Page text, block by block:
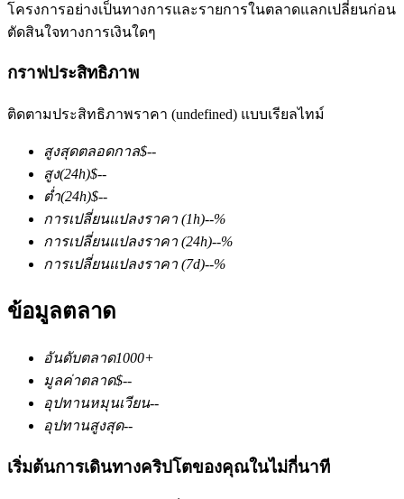
ฟิวเจอร์ส COIN-M
ฟิวเจอร์สสกุลเงินดิจิทัล
TradFi
อนุพันธ์ของหุ้น ฟอเร็กซ์ โลหะมีค่า และสินค้าโภคภัณฑ์
โครงการอย่างเป็นทางการและรายการในตลาดแลกเปลี่ยนก่อน
ตัดสินใจทางการเงินใดๆ
กราฟประสิทธิภาพ
ติดตามประสิทธิภาพราคา (undefined) แบบเรียลไทม์
สูงสุดตลอดกาล$--
สูง(24h)$--
ต่ำ(24h)$--
การเปลี่ยนแปลงราคา (1h)--%
การเปลี่ยนแปลงราคา (24h)--%
การเปลี่ยนแปลงราคา (7d)--%
ข้อมูลตลาด
อันดับตลาด1000+
มูลค่าตลาด$--
อุปทานหมุนเวียน--
อุปทานสูงสุด--
เริ่มต้นการเดินทางคริปโตของคุณในไม่กี่นาที